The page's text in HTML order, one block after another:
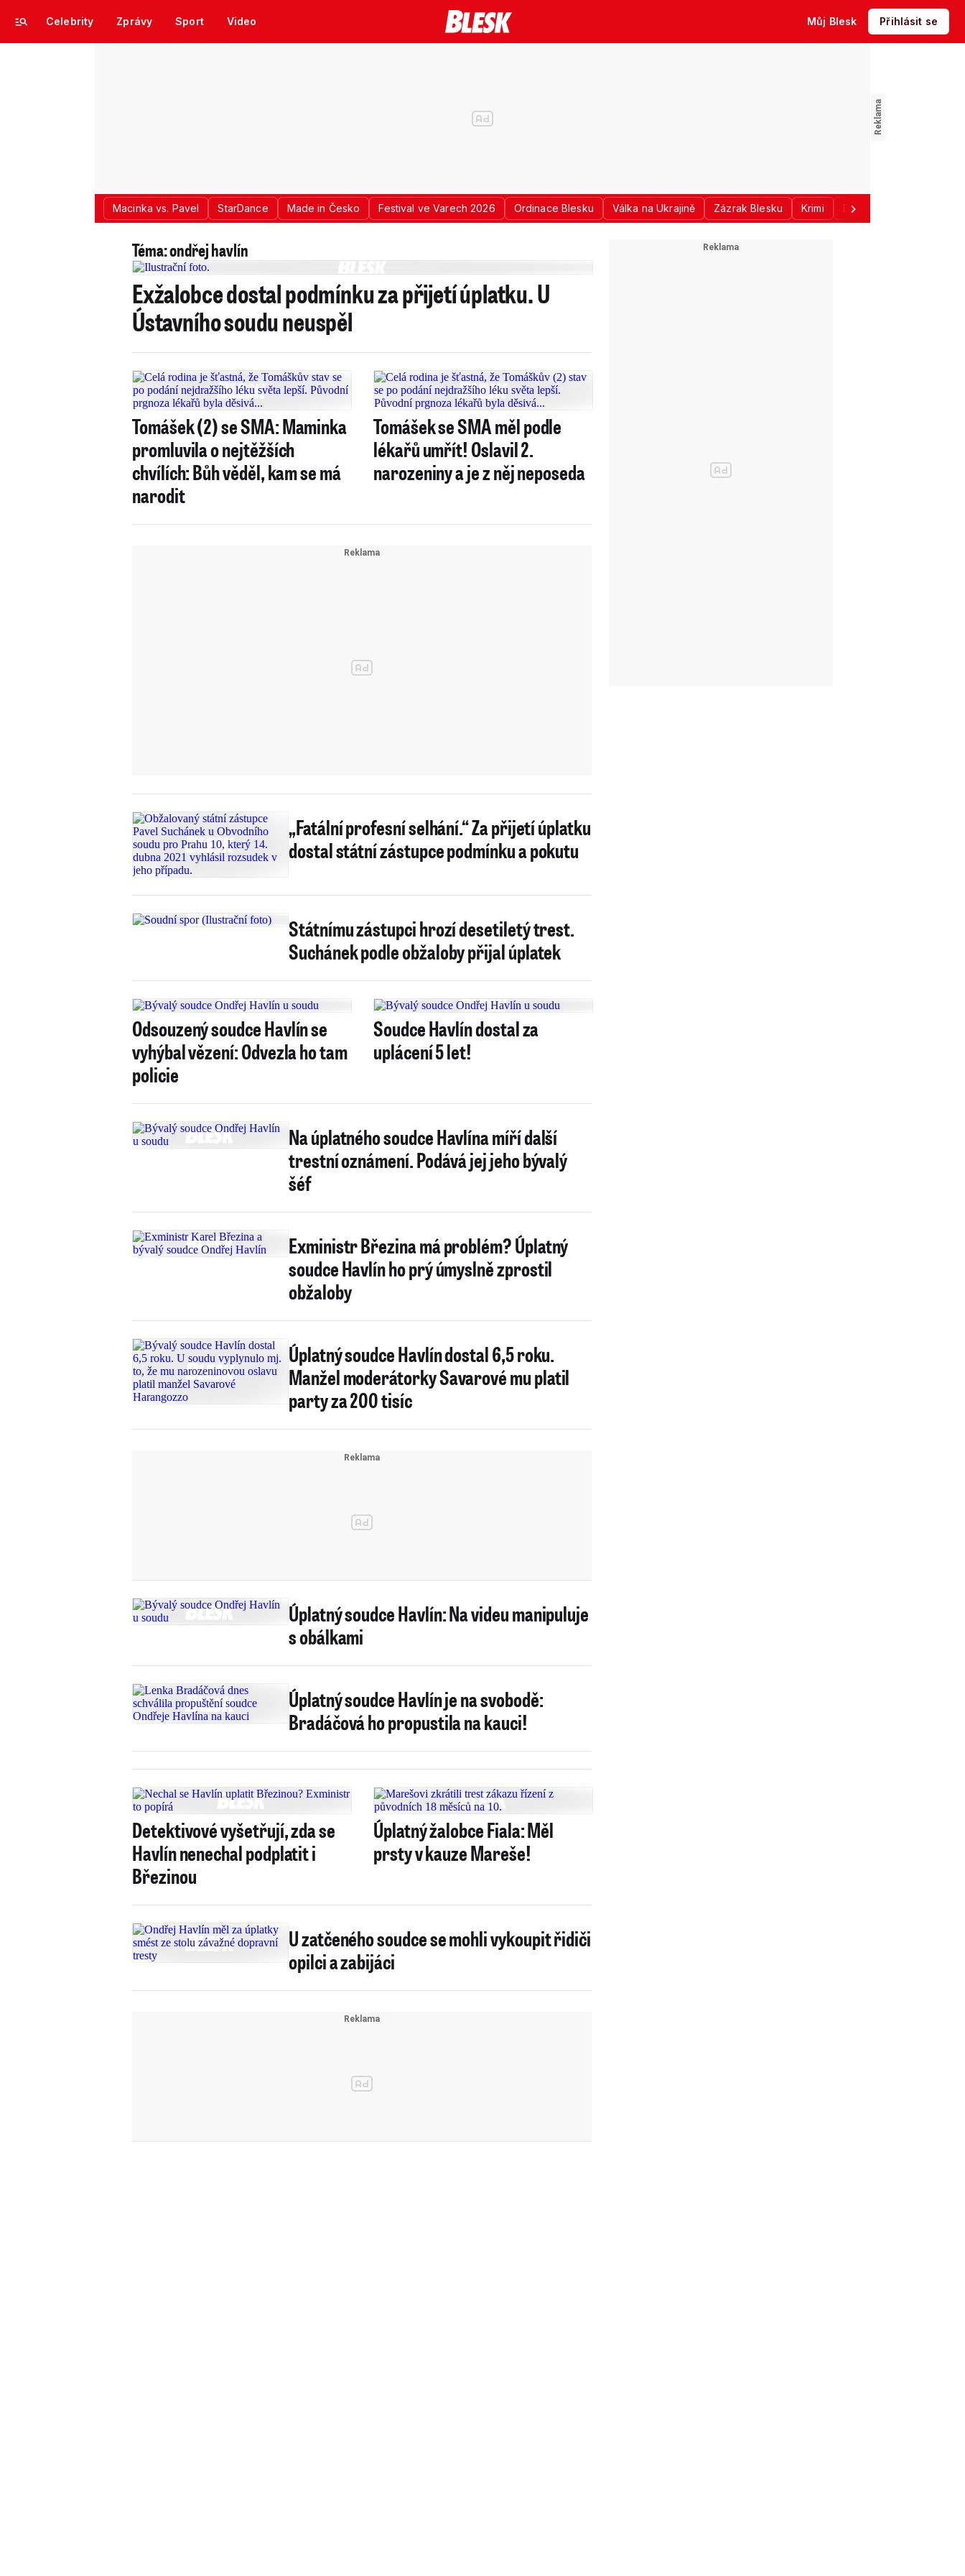
Celebrity Zprávy Sport Video Můj Blesk Přihlásit se
Macinka vs. Pavel StarDance Made in Česko Festival ve Varech 2026 Ordinace Blesku Válka na Ukrajině Zázrak Blesku Krimi Donald Trump
Téma: ondřej havlín
Exžalobce dostal podmínku za přijetí úplatku. U
Ústavního soudu neuspěl
Tomášek (2) se SMA: Maminka
promluvila o nejtěžších
chvílích: Bůh věděl, kam se má
narodit
Tomášek se SMA měl podle
lékařů umřít! Oslavil 2.
narozeniny a je z něj neposeda
„Fatální profesní selhání.“ Za přijetí úplatku
dostal státní zástupce podmínku a pokutu
Státnímu zástupci hrozí desetiletý trest.
Suchánek podle obžaloby přijal úplatek
Odsouzený soudce Havlín se
vyhýbal vězení: Odvezla ho tam
policie
Soudce Havlín dostal za
uplácení 5 let!
Na úplatného soudce Havlína míří další
trestní oznámení. Podává jej jeho bývalý
šéf
Exministr Březina má problém? Úplatný
soudce Havlín ho prý úmyslně zprostil
obžaloby
Úplatný soudce Havlín dostal 6,5 roku.
Manžel moderátorky Savarové mu platil
party za 200 tisíc
Úplatný soudce Havlín: Na videu manipuluje
s obálkami
Úplatný soudce Havlín je na svobodě:
Bradáčová ho propustila na kauci!
Detektivové vyšetřují, zda se
Havlín nenechal podplatit i
Březinou
Úplatný žalobce Fiala: Měl
prsty v kauze Mareše!
U zatčeného soudce se mohli vykoupit řidiči
opilci a zabijáci